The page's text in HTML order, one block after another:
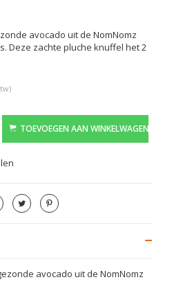
avocado uit de NomNomz
Deze zachte pluche knuffel het 2
TOEVOEGEN AAN WINKELWAGEN
avocado uit de NomNomz